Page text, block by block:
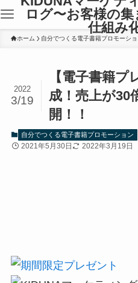
ログ〜お客様の
仕組み
ホーム 自分でつくる電子書籍プロモーショ
【電子書籍
成！売上が30
開！！
2022
3/19
自分でつくる電子書籍プロモーション
2021年5月30日 2022年3月19日